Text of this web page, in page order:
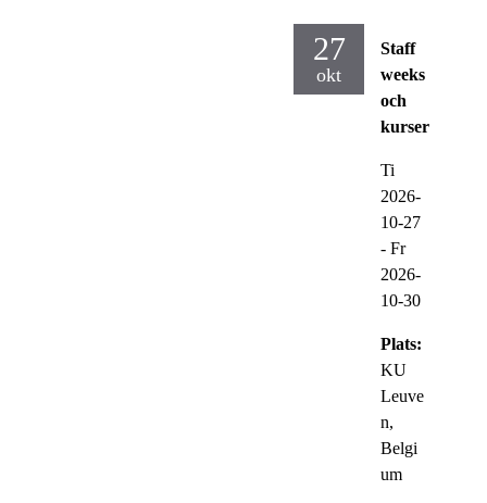
27
okt
Staff
weeks
och
kurser
Ti
2026-
10-27
- Fr
2026-
10-30
Plats:
KU
Leuve
n,
Belgi
um